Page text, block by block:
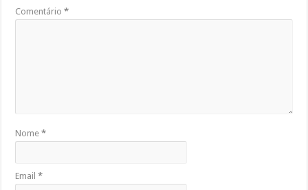
Comentário*
Nome*
Email*